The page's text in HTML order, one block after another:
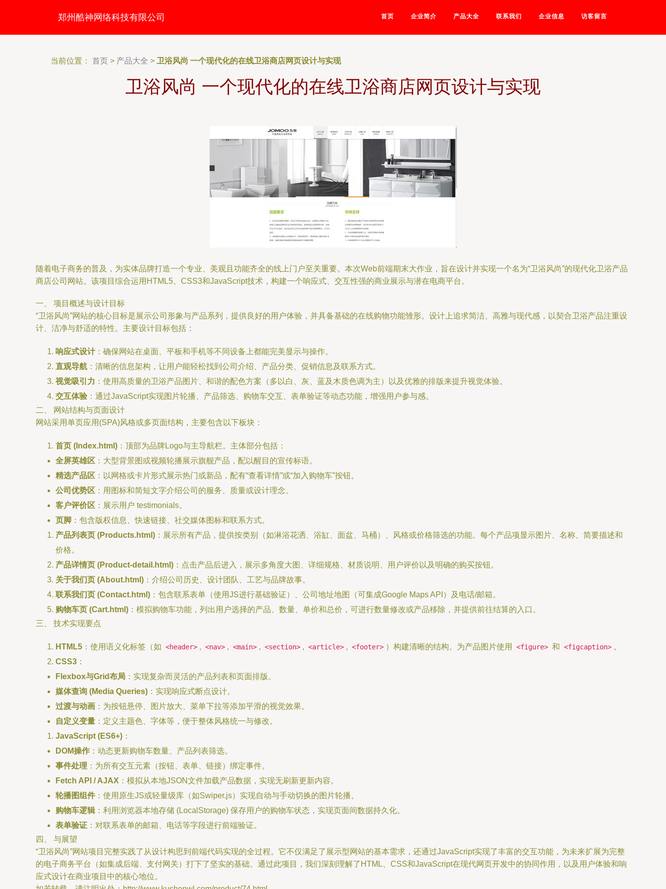
郑州酷神网络科技有限公司 首页 企业简介 产品大全 联系我们 企业信息 访客留言
当前位置： 首页 > 产品大全 > 卫浴风尚 一个现代化的在线卫浴商店网页设计与实现
卫浴风尚 一个现代化的在线卫浴商店网页设计与实现
随着电子商务的普及，为实体品牌打造一个专业、美观且功能齐全的线上门户至关重要。本次Web前端期末大作业，旨在设计并实现一个名为“卫浴风尚”的现代化卫浴产品
商店公司网站。该项目综合运用HTML5、CSS3和JavaScript技术，构建一个响应式、交互性强的商业展示与潜在电商平台。
一、 项目概述与设计目标
“卫浴风尚”网站的核心目标是展示公司形象与产品系列，提供良好的用户体验，并具备基础的在线购物功能雏形。设计上追求简洁、高雅与现代感，以契合卫浴产品注重设
计、洁净与舒适的特性。主要设计目标包括：
响应式设计：确保网站在桌面、平板和手机等不同设备上都能完美显示与操作。
直观导航 ：清晰的信息架构，让用户能轻松找到公司介绍、产品分类、促销信息及联系方式。
视觉吸引力 ：使用高质量的卫浴产品图片、和谐的配色方案（多以白、灰、蓝及木质色调为主）以及优雅的排版来提升视觉体验。
交互体验 ：通过JavaScript实现图片轮播、产品筛选、购物车交互、表单验证等动态功能，增强用户参与感。
二、 网站结构与页面设计
网站采用单页应用(SPA)风格或多页面结构，主要包含以下板块：
首页 (Index.html) ：顶部为品牌Logo与主导航栏。主体部分包括：
全屏英雄区 ：大型背景图或视频轮播展示旗舰产品，配以醒目的宣传标语。
精选产品区 ：以网格或卡片形式展示热门或新品，配有“查看详情”或“加入购物车”按钮。
公司优势区 ：用图标和简短文字介绍公司的服务、质量或设计理念。
客户评价区 ：展示用户 testimonials。
页脚 ：包含版权信息、快速链接、社交媒体图标和联系方式。
产品列表页 (Products.html) ：展示所有产品，提供按类别（如淋浴花洒、浴缸、面盆、马桶）、风格或价格筛选的功能。每个产品项显示图片、名称、简要描述和
价格。
产品详情页 (Product-detail.html) ：点击产品后进入，展示多角度大图、详细规格、材质说明、用户评价以及明确的购买按钮。
关于我们页 (About.html) ：介绍公司历史、设计团队、工艺与品牌故事。
联系我们页 (Contact.html) ：包含联系表单（使用JS进行基础验证）、公司地址地图（可集成Google Maps API）及电话/邮箱。
购物车页 (Cart.html) ：模拟购物车功能，列出用户选择的产品、数量、单价和总价，可进行数量修改或产品移除，并提供前往结算的入口。
三、 技术实现要点
HTML5 ：使用语义化标签（如 <header> , <nav> , <main> , <section> , <article> , <footer> ）构建清晰的结构。为产品图片使用 <figure> 和 <figcaption> 。
CSS3 ：
Flexbox与Grid布局 ：实现复杂而灵活的产品列表和页面排版。
媒体查询 (Media Queries) ：实现响应式断点设计。
过渡与动画 ：为按钮悬停、图片放大、菜单下拉等添加平滑的视觉效果。
自定义变量 ：定义主题色、字体等，便于整体风格统一与修改。
JavaScript (ES6+) ：
DOM操作 ：动态更新购物车数量、产品列表筛选。
事件处理 ：为所有交互元素（按钮、表单、链接）绑定事件。
Fetch API / AJAX ：模拟从本地JSON文件加载产品数据，实现无刷新更新内容。
轮播图组件：使用原生JS或轻量级库（如Swiper.js）实现自动与手动切换的图片轮播。
购物车逻辑：利用浏览器本地存储 (LocalStorage) 保存用户的购物车状态，实现页面间数据持久化。
表单验证 ：对联系表单的邮箱、电话等字段进行前端验证。
四、 与展望
“卫浴风尚”网站项目完整实践了从设计构思到前端代码实现的全过程。它不仅满足了展示型网站的基本需求，还通过JavaScript实现了丰富的交互功能，为未来扩展为完整
的电子商务平台（如集成后端、支付网关）打下了坚实的基础。通过此项目，我们深刻理解了HTML、CSS和JavaScript在现代网页开发中的协同作用，以及用户体验和响
应式设计在商业项目中的核心地位。